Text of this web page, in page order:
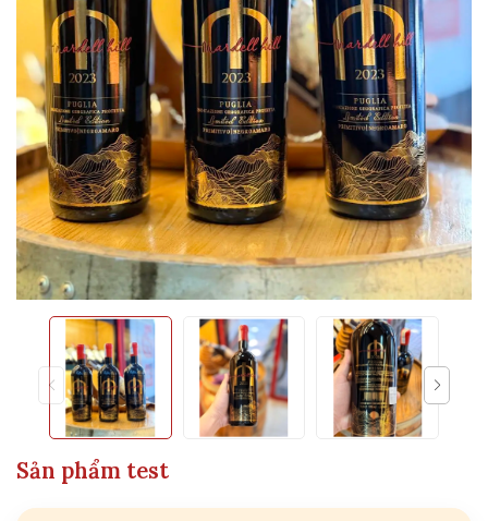
Sản phẩm test